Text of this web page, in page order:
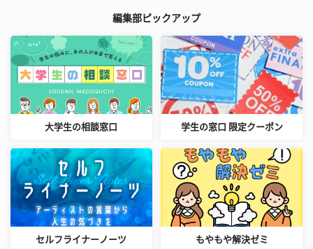
編集部ピックアップ
大学生の相談窓口 学生の窓口 限定クーポン
セルフライナーノーツ もやもや解決ゼミ